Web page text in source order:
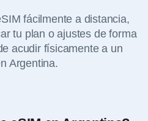
fácilmente a distancia,
tu plan o ajustes de forma
acudir físicamente a un
Argentina.